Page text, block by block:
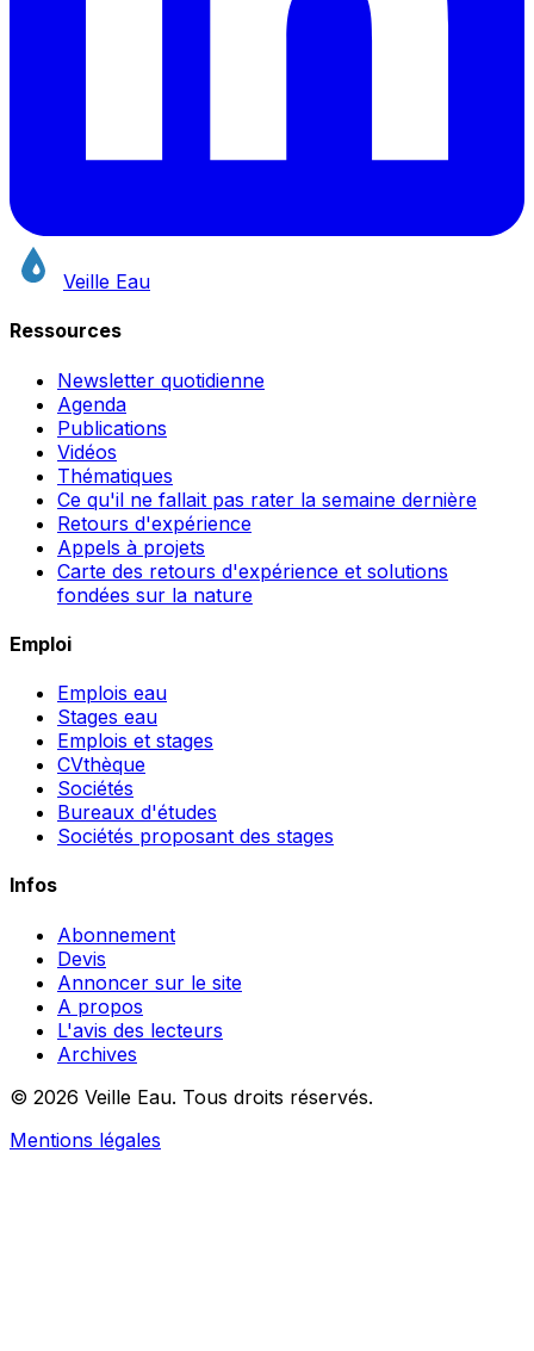
Veille Eau
Ressources
Newsletter quotidienne
Agenda
Publications
Vidéos
Thématiques
Ce qu'il ne fallait pas rater la semaine dernière
Retours d'expérience
Appels à projets
Carte des retours d'expérience et solutions
fondées sur la nature
Emploi
Emplois eau
Stages eau
Emplois et stages
CVthèque
Sociétés
Bureaux d'études
Sociétés proposant des stages
Infos
Abonnement
Devis
Annoncer sur le site
A propos
L'avis des lecteurs
Archives
© 2026 Veille Eau. Tous droits réservés.
Mentions légales